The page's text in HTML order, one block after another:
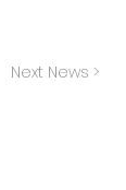
Next News >